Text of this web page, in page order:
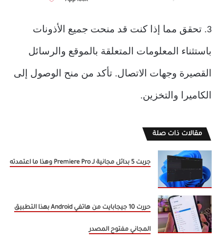
3. تحقق مما إذا كنت قد منحت جميع الأذونات
باستثناء المعلومات المتعلقة بالموقع والرسائل
القصيرة وجهات الاتصال. تأكد من منح الوصول إلى
الكاميرا والتخزين.
مقالات ذات صلة
جربت 5 بدائل مجانية لـ Premiere Pro وهذا ما اعتمدته
حررت 10 جيجابايت من هاتفي Android بهذا التطبيق
المجاني مفتوح المصدر